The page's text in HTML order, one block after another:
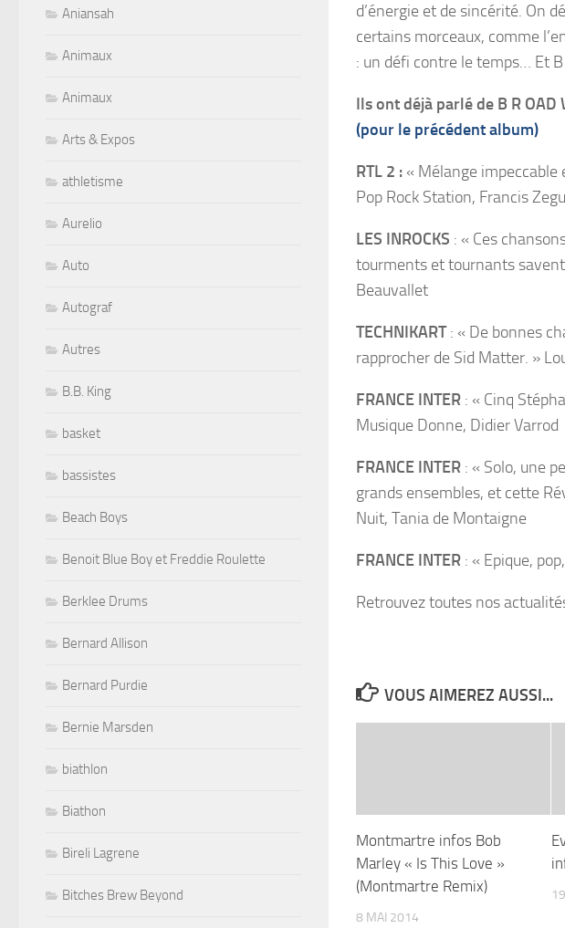
d’énergie et de sincérité. On
certains morceaux, comme
: un défi contre le temps… Et
Ils ont déjà parlé de B R OAD
(pour le précédent album)
RTL 2 :« Mélange impeccable
Pop Rock Station, Francis
LES INROCKS : « Ces
tourments et tournants
Beauvallet
TECHNIKART: « De bonnes
rapprocher de Sid Matter. »
FRANCE INTER : « Cinq
Musique Donne, Didier Varrod
FRANCE INTER : « Solo, une
grands ensembles, et cette
Nuit, Tania de Montaigne
FRANCE INTER : « Epique,
Retrouvez toutes nos
VOUS AIMEREZ AUSSI...
Montmartre infos Bob
Marley « Is This Love »
(Montmartre Remix)
8 MAI 2014
Aniansah
Animaux
Animaux
Arts & Expos
athletisme
Aurelio
Auto
Autograf
Autres
B.B. King
basket
bassistes
Beach Boys
Benoit Blue Boy et Freddie Roulette
Berklee Drums
Bernard Allison
Bernard Purdie
Bernie Marsden
biathlon
Biathon
Bireli Lagrene
Bitches Brew Beyond